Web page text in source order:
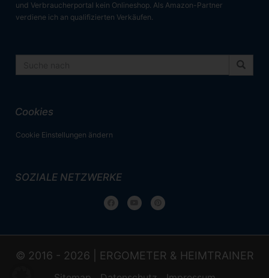
und Verbraucherportal kein Onlineshop. Als Amazon-Partner
verdiene ich an qualifizierten Verkäufen.
Cookies
Cookie Einstellungen ändern
SOZIALE NETZWERKE
© 2016 - 2026 | ERGOMETER & HEIMTRAINER